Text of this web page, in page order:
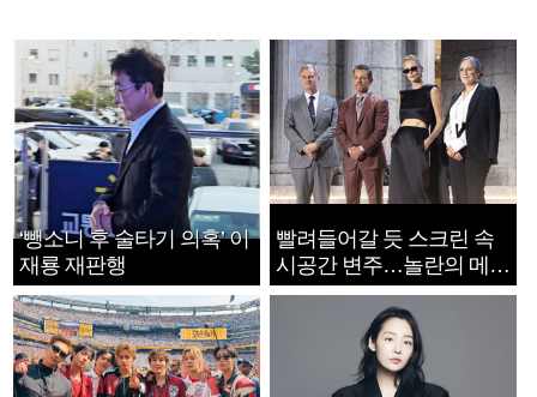
‘뺑소니 후 술타기 의혹’ 이
재룡 재판행
빨려들어갈 듯 스크린 속
시공간 변주…놀란의 메시
지는 ‘전쟁 속죄’